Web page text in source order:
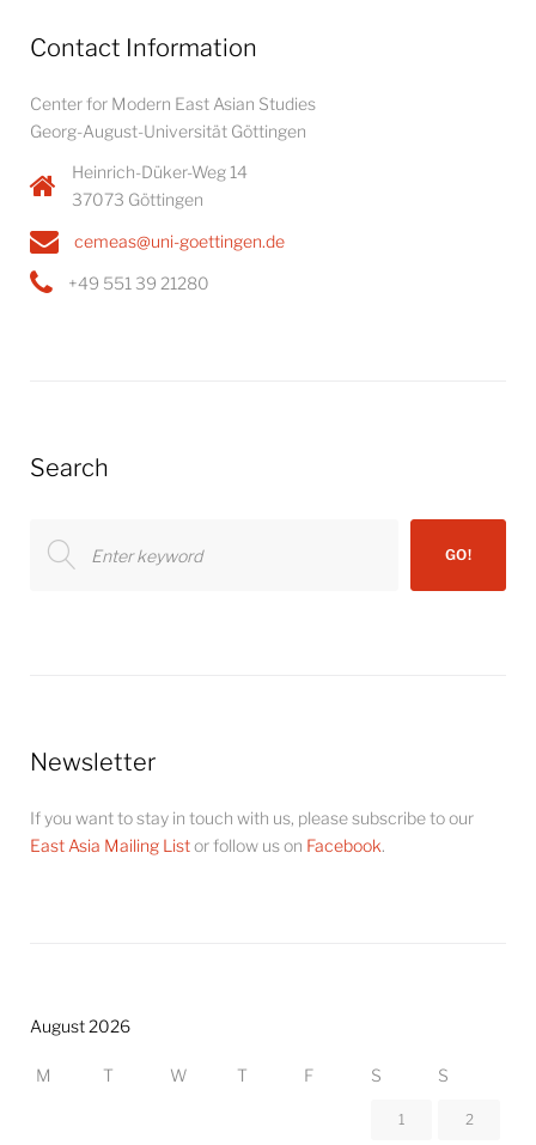
Contact Information
Center for Modern East Asian Studies
Georg-August-Universität Göttingen
Heinrich-Düker-Weg 14
37073 Göttingen
cemeas@uni-goettingen.de
+49 551 39 21280
Search
for:
GO!
Newsletter
If you want to stay in touch with us, please subscribe to our
East Asia Mailing Listor follow us on Facebook.
August 2026
M T W T F S S
1 2